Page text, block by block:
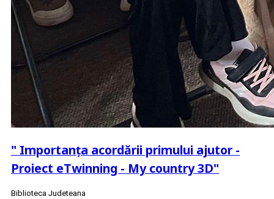
" Importanţa acordării primului ajutor -
Proiect eTwinning - My country 3D"
Biblioteca Judeteana